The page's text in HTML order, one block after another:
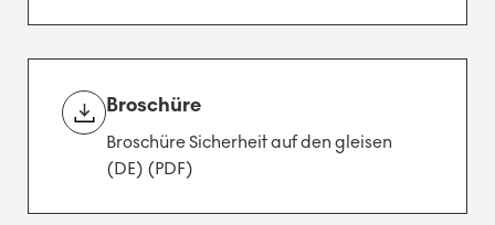
Broschüre
Broschüre Sicherheit auf den gleisen
(DE) (PDF)